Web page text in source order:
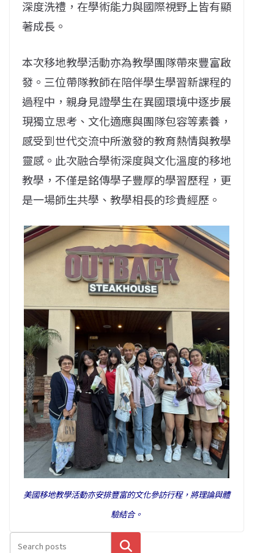
深度洗禮，在學術能力與國際視野上皆有顯
著成長。
本次移地教學活動亦為教學團隊帶來豐富啟
發。三位帶隊教師在陪伴學生學習新課程的
過程中，親身見證學生在異國環境中逐步展
現獨立思考、文化適應與團隊包容等素養，
感受到世代交流中所激發的教育熱情與教學
靈感。此次融合學術深度與文化溫度的移地
教學，不僅是銘傳學子豐厚的學習歷程，更
是一場師生共學、教學相長的珍貴經歷。
美國移地教學活動亦安排豐富的文化參訪行程，將理論與體
驗結合。
搜尋